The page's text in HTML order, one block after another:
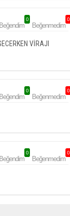
Beğendim
0
Beğenmedim
0
VİRAJI
Beğendim
0
Beğenmedim
0
Beğendim
0
Beğenmedim
0